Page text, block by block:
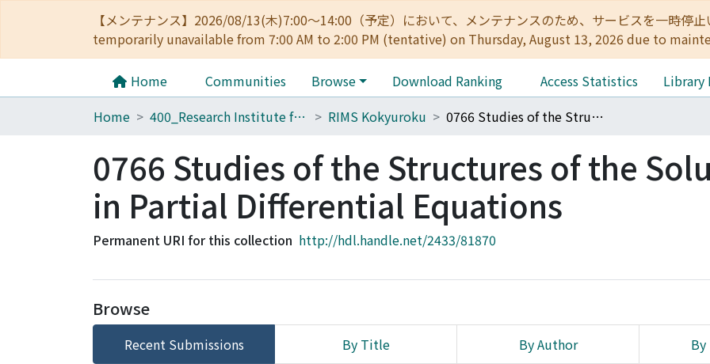
【メンテナンス】2026/08/13(木)7:00～14:00（予定）において、メンテナンスのため、サービスを一時
temporarily unavailable from 7:00 AM to 2:00 PM (tentative) on Thursday, August 13, 2026 due to
Home Communities Browse Download Ranking Access Statistics
Library
Home
400_Research Institute for Mathematical Sciences RIMS Kokyuroku 0766 Studies of the Structures of the Solutions in Partial Differential Equations
0766 Studies of the Structures of the
in Partial Differential Equations
Permanent URI for this collection http://hdl.handle.net/2433/81870
Browse
Recent Submissions By Title By Author By